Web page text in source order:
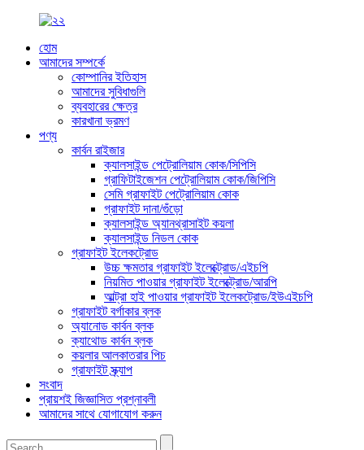
হোম
আমাদের সম্পর্কে
কোম্পানির ইতিহাস
আমাদের সুবিধাগুলি
ব্যবহারের ক্ষেত্র
কারখানা ভ্রমণ
পণ্য
কার্বন রাইজার
ক্যালসাইন্ড পেট্রোলিয়াম কোক/সিপিসি
গ্রাফিটাইজেশন পেট্রোলিয়াম কোক/জিপিসি
সেমি গ্রাফাইট পেট্রোলিয়াম কোক
গ্রাফাইট দানা/গুঁড়ো
ক্যালসাইন্ড অ্যানথ্রাসাইট কয়লা
ক্যালসাইন্ড নিডল কোক
গ্রাফাইট ইলেকট্রোড
উচ্চ ক্ষমতার গ্রাফাইট ইলেক্ট্রোড/এইচপি
নিয়মিত পাওয়ার গ্রাফাইট ইলেক্ট্রোড/আরপি
আল্ট্রা হাই পাওয়ার গ্রাফাইট ইলেকট্রোড/ইউএইচপি
গ্রাফাইট বর্গাকার ব্লক
অ্যানোড কার্বন ব্লক
ক্যাথোড কার্বন ব্লক
কয়লার আলকাতরার পিচ
গ্রাফাইট স্ক্র্যাপ
সংবাদ
প্রায়শই জিজ্ঞাসিত প্রশ্নাবলী
আমাদের সাথে যোগাযোগ করুন